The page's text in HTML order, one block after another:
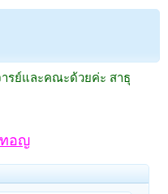
รย์และคณะด้วยค่ะ สาธุ
ทอญ